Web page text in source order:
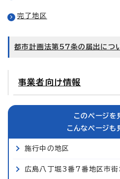
完了地区
都市計画法第57条の届出につ
事業者向け情報
このページを
こんなページも
施行中の地区
広島八丁堀3番7番地区市街